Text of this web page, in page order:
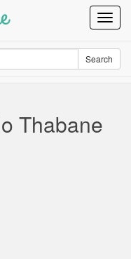
Search
Thabane